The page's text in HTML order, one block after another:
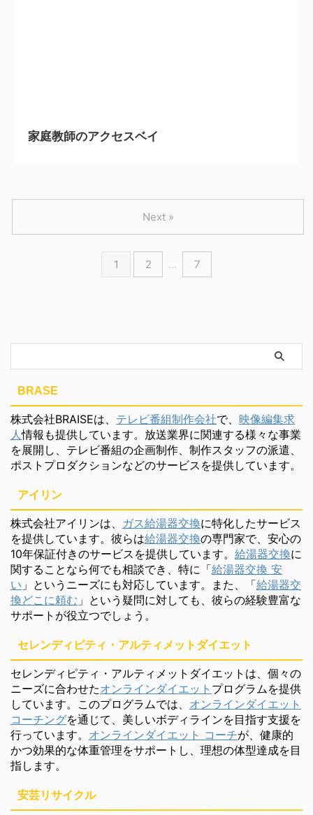
家庭教師のアクセスベイ
1 2 … 7
Next »
BRASE
株式会社BRAISEは、 テレビ番組制作会社で、 映像編集求
人情報も提供しています。放送業界に関連する様々な事業
を展開し、テレビ番組の企画制作、制作スタッフの派遣、
ポストプロダクションなどのサービスを提供しています。
アイリン
株式会社アイリンは、 ガス給湯器交換に特化したサービス
を提供しています。彼らは給湯器交換の専門家で、安心の
10年保証付きのサービスを提供しています。 給湯器交換に
関することなら何でも相談でき、特に「給湯器交換 安
い 」というニーズにも対応しています。また、「給湯器交
換どこに頼む 」という疑問に対しても、彼らの経験豊富な
サポートが役立つでしょう。
セレンディピティ・アルティメットダイエット
セレンディピティ・アルティメットダイエットは、個々の
ニーズに合わせたオンラインダイエット プログラムを提供
しています。このプログラムでは、 オンラインダイエット
コーチングを通じて、美しいボディラインを目指す支援を
行っています。 オンラインダイエット コーチが、健康的
かつ効果的な体重管理をサポートし、理想の体型達成を目
指します。
安芸リサイクル